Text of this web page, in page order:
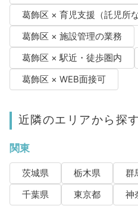
葛飾区 × 育児支援（託児所な
葛飾区 × 施設管理の業務
葛飾区 × 駅近・徒歩圏内
葛飾区 × WEB面接可
近隣のエリアから探す
関東
茨城県 栃木県 群
千葉県
東京都 神